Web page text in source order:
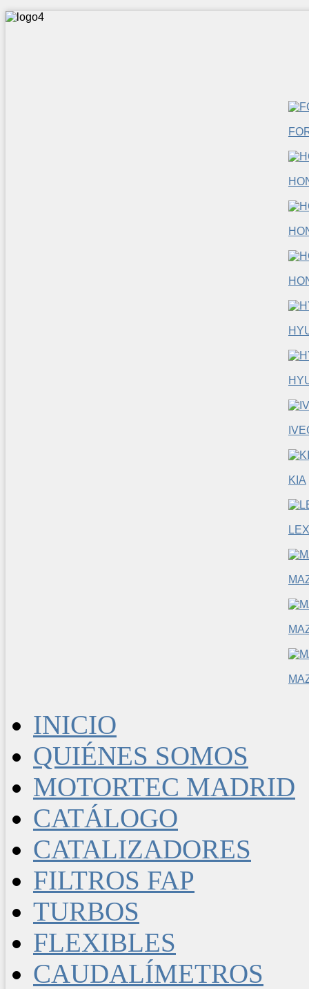
KIA
INICIO
QUIÉNES SOMOS
MOTORTEC MADRID
CATÁLOGO
CATALIZADORES
FILTROS FAP
TURBOS
FLEXIBLES
CAUDALÍMETROS